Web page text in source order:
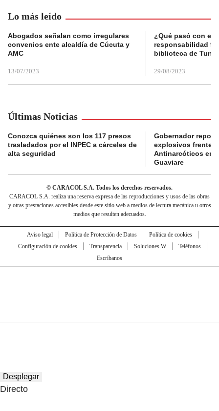
Lo más leído
Abogados señalan como irregulares
convenios ente alcaldía de Cúcuta y
AMC
13/07/2023
¿Qué pasó con el
responsabilidad
biblioteca de
29/08/2023
Últimas Noticias
Conozca quiénes son los 117 presos
trasladados por el INPEC a cárceles de
alta seguridad
Gobernador
explosivos frente a
Antinarcóticos en
Guaviare
© CARACOL S.A. Todos los derechos reservados.
CARACOL S.A. realiza una reserva expresa de las reproducciones y usos de las obras
y otras prestaciones accesibles desde este sitio web a medios de lectura mecánica u otros
medios que resulten adecuados.
Aviso legal Política de Protección de Datos
Política de cookies
Configuración de cookies
Transparencia Soluciones W
Teléfonos
Escríbanos
Desplegar
Directo